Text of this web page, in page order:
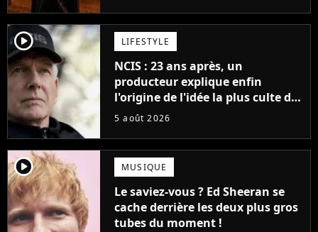
player2 LIFESTYLE
NCIS : 23 ans après, un
producteur explique enfin
l'origine de l'idée la plus culte de
la série (et on ne parle pas du
5 août 2026
player2 MUSIQUE
Le saviez-vous ? Ed Sheeran se
cache derrière les deux plus gros
tubes du moment !